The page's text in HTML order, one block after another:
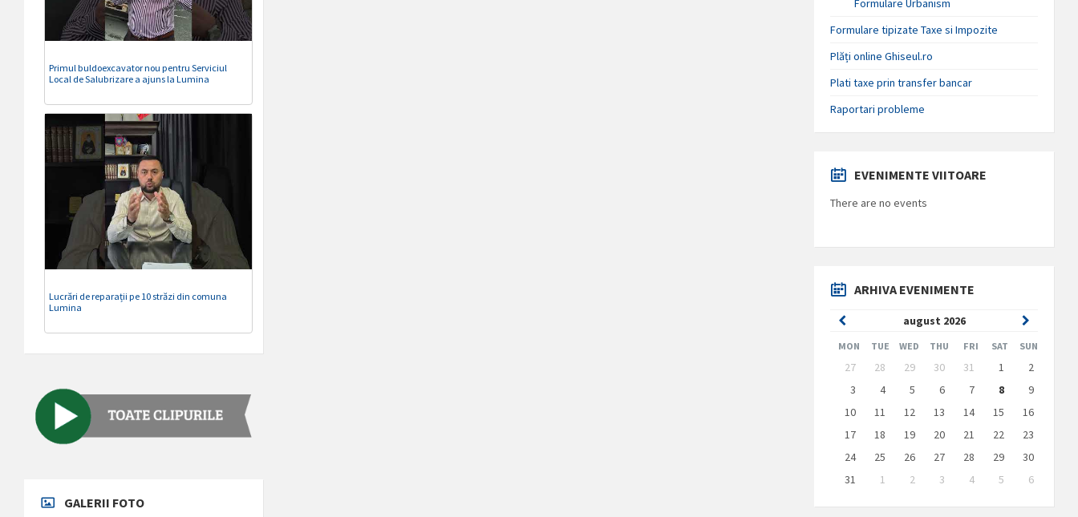
Primul buldoexcavator nou pentru Serviciul
Local de Salubrizare a ajuns la Lumina
Lucrări de reparații pe 10 străzi din comuna
Lumina
GALERII FOTO
Formulare Urbanism
Formulare tipizate Taxe si Impozite
Plăți online Ghiseul.ro
Plati taxe prin transfer bancar
Raportari probleme
EVENIMENTE VIITOARE
There are no events
ARHIVA EVENIMENTE
august 2026
Previous
Month
Next
Month
MON TUE WED THU FRI SAT SUN
Skip
calendar
days
27 28 29 30 31 1
2
3
4 5 6 7 8
9
10
11 12 13 14 15
16
17
18 19 20 21 22
23
24
25 26 27 28 29
30
31
1 2 3 4 5
6
to